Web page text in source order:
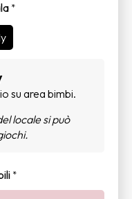
*
su area bimbi.
locale si può
*